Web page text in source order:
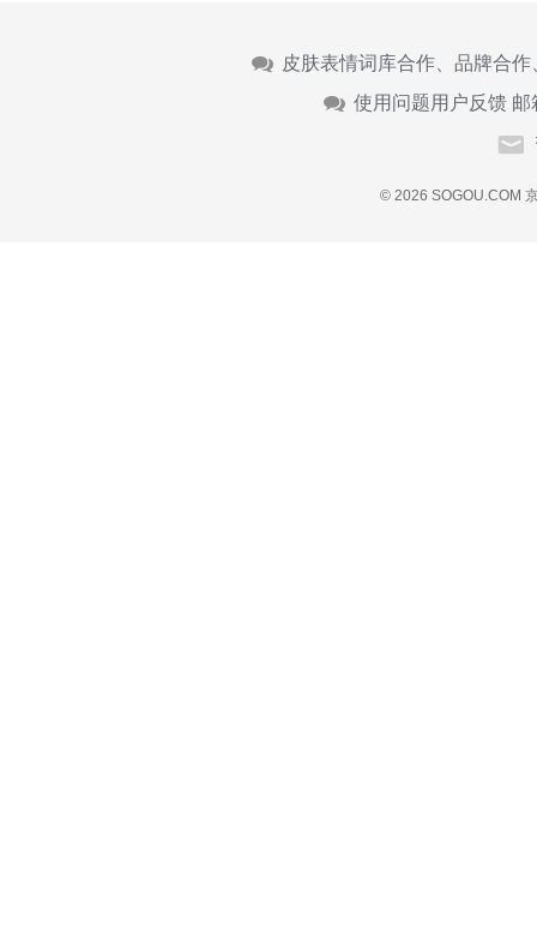
皮肤表情词库合作、品牌合
使用问题用户反馈 邮
© 2026 SOGOU.COM